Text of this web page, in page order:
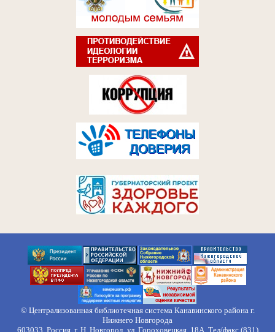
© Централизованная библиотечная система Канавинского района г.
Нижнего Новгорода
603033, Россия, г. Н. Новгород, ул. Гороховецкая, 18А, Тел/факс (831)